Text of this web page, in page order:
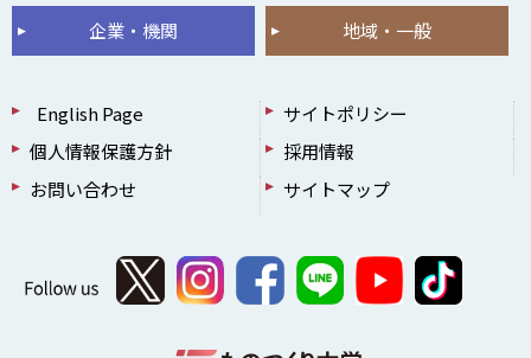
企業・機関 地域・一般
English Page
サイトポリシー
個人情報保護方針
採用情報
お問い合わせ
サイトマップ